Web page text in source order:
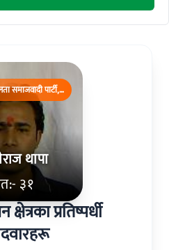
थापा
३१
समाजवादी पार्टी,
प्रतिष्पर्धी